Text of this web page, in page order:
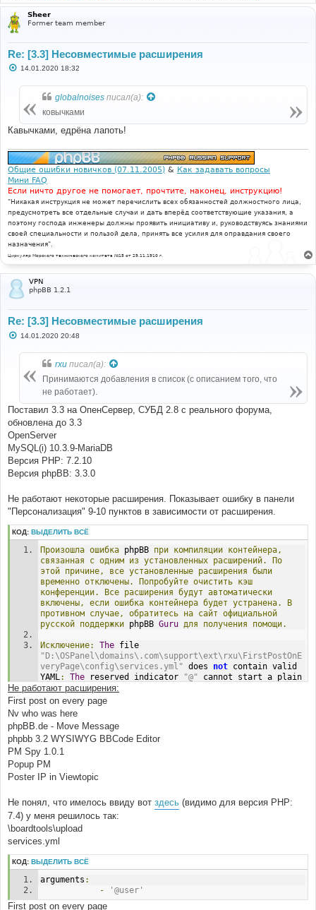
Sheer
Former team member
Re: [3.3] Несовместимые расширения
С
е
14.01.2020 18:32
globalnoises писал(а):
ковычками
Кавычками, едрёна лапоть!
Общие ошибки новичков (07.11.2005) & Как задавать вопросы
Мини FAQ
Если ничто другое не помогает, прочтите, наконец, инструкцию!
"Никакая инструкция не может перечислить всех обязанностей должностного лица,
предусмотреть все отдельные случаи и дать вперёд соответствующие указания, а
поэтому господа инженеры должны проявить инициативу и, руководствуясь знаниями
своей специальности и пользой дела, принять все усилия для оправдания своего
назначения".
Циркуляр Морского технического комитета №15 от 29.11.1910 г.
VPN
phpBB 1.2.1
Re: [3.3] Несовместимые расширения
С
е
14.01.2020 20:48
rxu писал(а):
Принимаются добавления в список (с описанием того, что
не работает).
Поставил 3.3 на ОпенСервер, СУБД 2.8 с реального форума,
обновлена до 3.3
OpenServer
MySQL(i) 10.3.9-MariaDB
Версия PHP: 7.2.10
Версия phpBB: 3.3.0
Не работают некоторые расширения. Показывает ошибку в панели
"Персонализация" 9-10 пунктов в зависимости от расширения.
КОД: ВЫДЕЛИТЬ ВСЁ
Произошла ошибка phpBB при компиляции контейнера,
связанная
с одним из установленных расширений.
По
этой причине, все установленные расширения были
временно отключены. Попробуйте очистить кэш
конференции.
Все расширения будут автоматически
включены,
если ошибка контейнера будет устранена.
В
противном случае, обратитесь на сайт официальной
русской поддержки phpBB Guru для получения помощи.
Исключение: The
"D:\OSPanel\domains\.com\support\ext\rxu\FirstPostOnE
veryPage\config\services.yml" does not contain valid
YAML: The reserved indicator "@" cannot start a plain
scalar; you need to quote the scalar at line
"- @dbal.conn"
#0
D:\OSPanel\domains\.com\support\vendor\symfony\depend
ency-injection\Loader\YamlFileLoader.php(117):
Symfony\Component\DependencyInjection\Loader\YamlFile
Loader->loadFile('D:\\OSPanel\\doma...')
#1
D:\OSPanel\domains\.com\support\phpbb\extension\di\ex
Symfony\Component\DependencyInjection\Loader\YamlFile
Loader->load('services.yml')
#2
D:\OSPanel\domains\.com\support\phpbb\extension\di\ex
tension_base.php(63):
phpbb\extension\di\extension_base-
>load_services(Object(Symfony\Component\DependencyInj
ection\Compiler\MergeExtensionConfigurationContainerB
#3
Не работают расширения:
First post on every page
Nv who was here
phpBB.de - Move Message
phpbb 3.2 WYSIWYG BBCode Editor
PM Spy 1.0.1
Popup PM
Poster IP in Viewtopic
Не понял, что имелось ввиду вот здесь (видимо для версия PHP:
7.4) у меня решилось так:
\boardtools\upload
services.yml
КОД: ВЫДЕЛИТЬ ВСЁ
arguments :
-
'@user'
First post on every page